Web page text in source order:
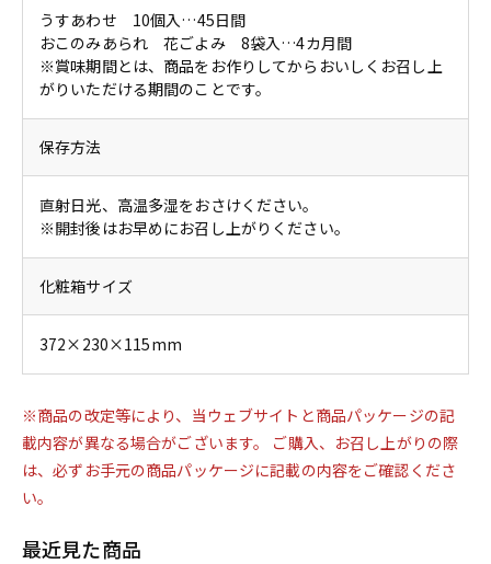
うすあわせ 10個入…45日間
おこのみあられ 花ごよみ 8袋入…4カ月間
※賞味期間とは、商品をお作りしてからおいしくお召し上
がりいただける期間のことです。
保存方法
直射日光、高温多湿をおさけください。
※開封後はお早めにお召し上がりください。
化粧箱サイズ
372×230×115mm
※商品の改定等により、当ウェブサイトと商品パッケージの記
載内容が異なる場合がございます。 ご購入、お召し上がりの際
は、必ずお手元の商品パッケージに記載の内容をご確認くださ
い。
最近見た商品